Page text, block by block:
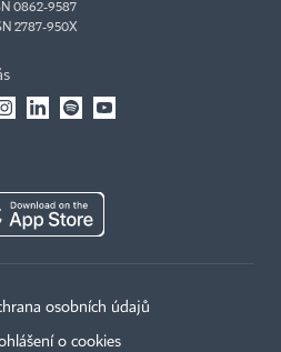
0862-9587
2787-950X
osobních údajů
o cookies